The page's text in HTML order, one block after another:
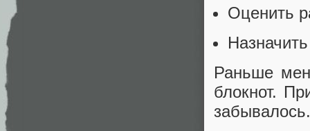
Оценить
Раньше
блокнот.